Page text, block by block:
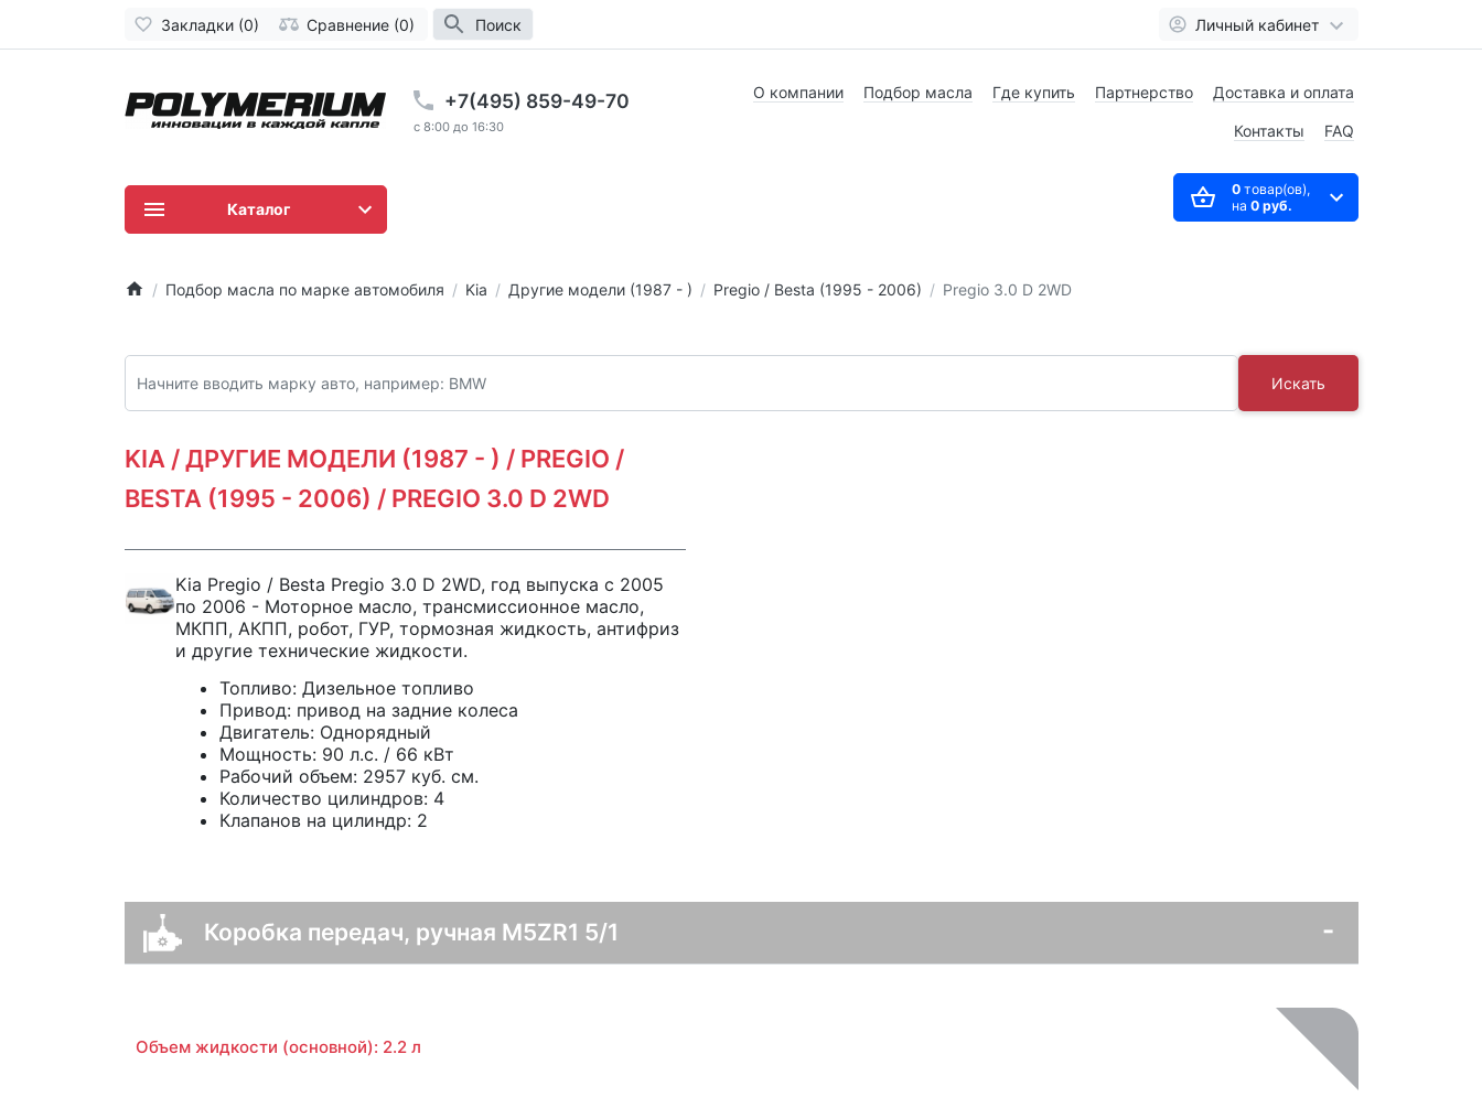
Закладки (0) Сравнение (0) Поиск Личный кабинет
+7(495) 859-49-70
c 8:00 до 16:30
О компании Подбор масла Где купить Партнерство Доставка и оплата
Контакты FAQ
0товар(ов),
на 0 руб.
Каталог
Подбор масла по марке автомобиля Kia Другие модели (1987 - ) Pregio / Besta (1995 - 2006) Pregio 3.0 D 2WD
Искать
KIA / ДРУГИЕ МОДЕЛИ (1987 - ) / PREGIO /
BESTA (1995 - 2006) / PREGIO 3.0 D 2WD
Kia Pregio / Besta Pregio 3.0 D 2WD, год выпуска с 2005
по 2006 - Моторное масло, трансмиссионное масло,
МКПП, АКПП, робот, ГУР, тормозная жидкость, антифриз
и другие технические жидкости.
Топливо: Дизельное топливо
Привод: привод на задние колеса
Двигатель: Однорядный
Мощность: 90 л.с. / 66 кВт
Рабочий объем: 2957 куб. см.
Количество цилиндров: 4
Клапанов на цилиндр: 2
Коробка передач, ручная M5ZR1 5/1
Объем жидкости (основной): 2.2 л